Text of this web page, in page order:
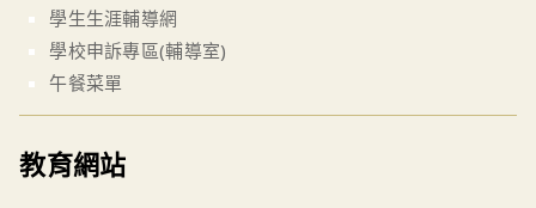
學生生涯輔導網
學校申訴專區(輔導室)
午餐菜單
教育網站